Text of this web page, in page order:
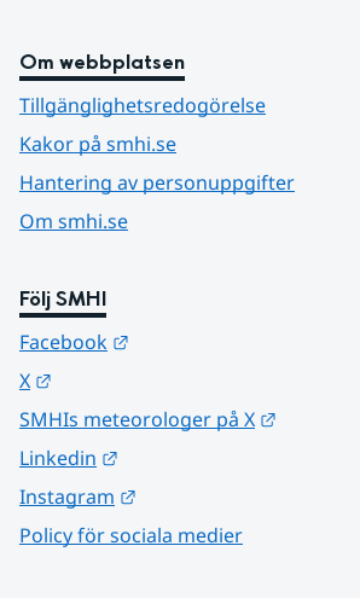
Om webbplatsen
Tillgänglighetsredogörelse
Kakor på smhi.se
Hantering av personuppgifter
Om smhi.se
Följ SMHI
Facebook
X
SMHIs meteorologer på X
Linkedin
Instagram
Policy för sociala medier